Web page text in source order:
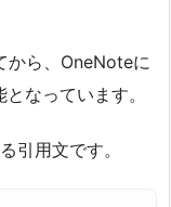
から、OneNoteに
なっています。
引用文です。